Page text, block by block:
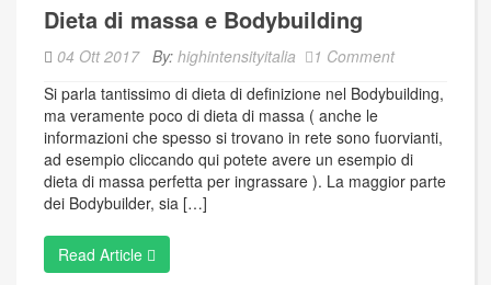
Dieta di massa e Bodybuilding
04 Ott 2017 By: highintensityitalia
1 Comment
Si parla tantissimo di dieta di definizione nel Bodybuilding,
ma veramente poco di dieta di massa ( anche le
informazioni che spesso si trovano in rete sono fuorvianti,
ad esempio cliccando qui potete avere un esempio di
dieta di massa perfetta per ingrassare ). La maggior parte
dei Bodybuilder, sia […]
Read Article